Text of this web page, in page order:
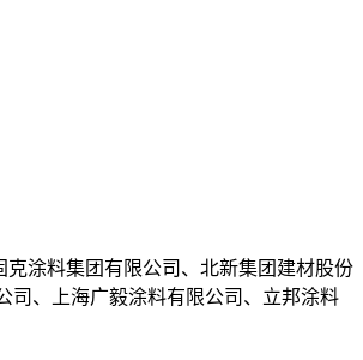
涂料集团有限公司、北新集团建材股份
司、上海广毅涂料有限公司、立邦涂料